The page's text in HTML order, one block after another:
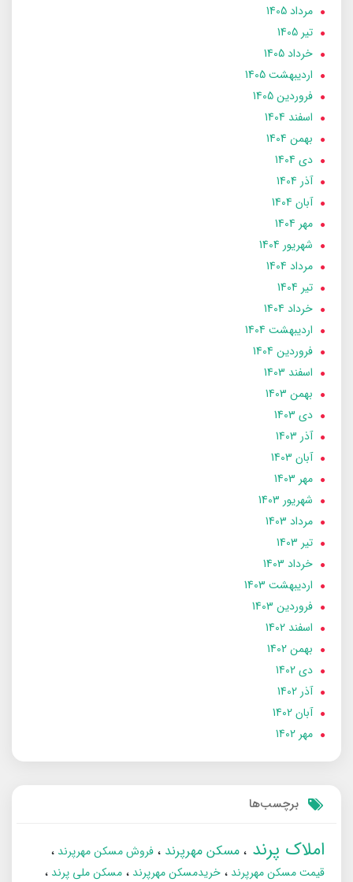
مرداد 1405
تير 1405
خرداد 1405
ارديبهشت 1405
فروردین 1405
اسفند 1404
بهمن 1404
دی 1404
آذر 1404
آبان 1404
مهر 1404
شهریور 1404
مرداد 1404
تير 1404
خرداد 1404
ارديبهشت 1404
فروردین 1404
اسفند 1403
بهمن 1403
دی 1403
آذر 1403
آبان 1403
مهر 1403
شهریور 1403
مرداد 1403
تير 1403
خرداد 1403
ارديبهشت 1403
فروردین 1403
اسفند 1402
بهمن 1402
دی 1402
آذر 1402
آبان 1402
مهر 1402
برچسب‌ها
املاک پرند مسکن مهرپرند
فروش مسکن مهرپرند
قیمت مسکن مهرپرند
خریدمسکن مهرپرند
مسکن ملی پرند